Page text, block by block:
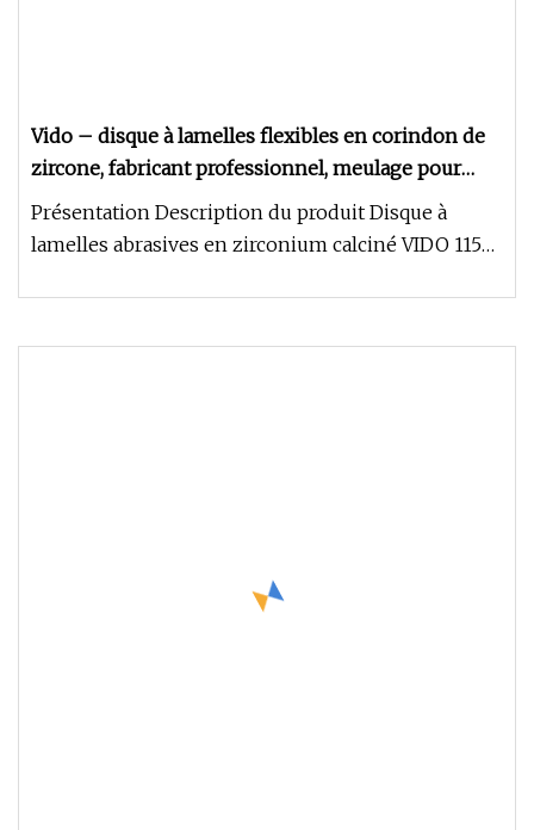
Vido – disque à lamelles flexibles en corindon de
zircone, fabricant professionnel, meulage pour
l'acier inoxydable
Présentation Description du produit Disque à
lamelles abrasives en zirconium calciné VIDO 115